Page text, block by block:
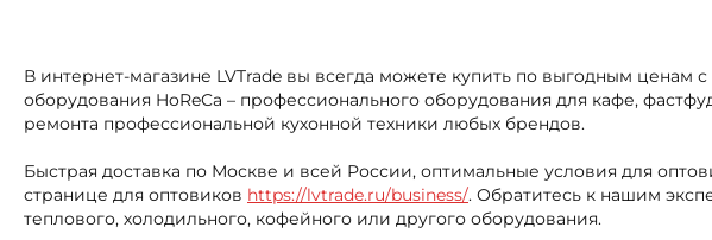
В интернет-магазине LVTrade вы всегда можете купить по выгодным ценам
оборудования HoReCa – профессионального оборудования для кафе,
ремонта профессиональной кухонной техники любых брендов.
Быстрая доставка по Москве и всей России, оптимальные условия для
странице для оптовиков https://lvtrade.ru/business/. Обратитесь к нашим
теплового, холодильного, кофейного или другого оборудования.